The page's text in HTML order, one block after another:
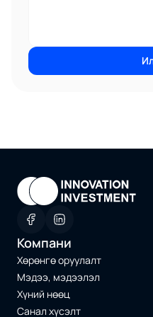
Түгээмэл асуулт хариулт
Experts
Компани
Хөрөнгө оруулалт
Мэдээ, мэдээлэл
Хүний нөөц
Санал хүсэлт